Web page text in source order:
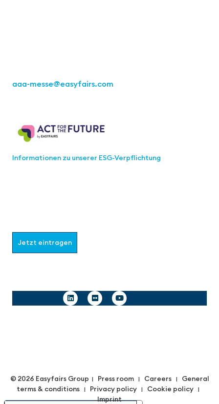
aaa-messe@easyfairs.com
Informationen zu unserer ESG-Verpflichtung
Jetzt eintragen
© 2026 Easyfairs Group | Press room| Careers| General
terms & conditions | Privacy policy | Cookie policy |
Imprint